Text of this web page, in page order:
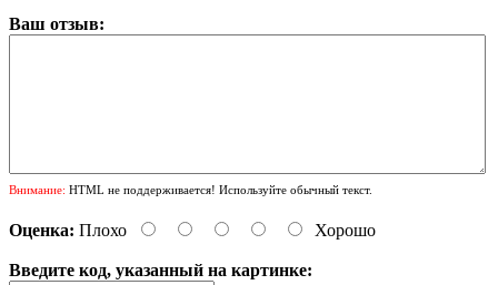
Ваш отзыв:
Внимание: HTML не поддерживается! Используйте обычный текст.
Оценка: Плохо Хорошо
Введите код, указанный на картинке: